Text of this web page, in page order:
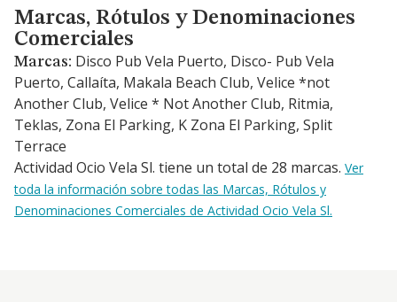
Marcas, Rótulos y Denominaciones Comerciales
Marcas, Rótulos y Denominaciones
Comerciales
Marcas: Disco Pub Vela Puerto, Disco- Pub Vela
Puerto, Callaíta, Makala Beach Club, Velice *not
Another Club, Velice * Not Another Club, Ritmia,
Teklas, Zona El Parking, K Zona El Parking, Split
Terrace
Actividad Ocio Vela Sl. tiene un total de 28 marcas. Ver
toda la información sobre todas las Marcas, Rótulos y
Denominaciones Comerciales de Actividad Ocio Vela Sl.